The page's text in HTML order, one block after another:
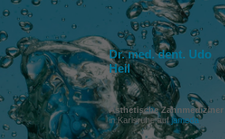
Dr. med. dent. Udo
Heil
Ästhetische Zahnmediziner
in Karlsruhe aufjameda